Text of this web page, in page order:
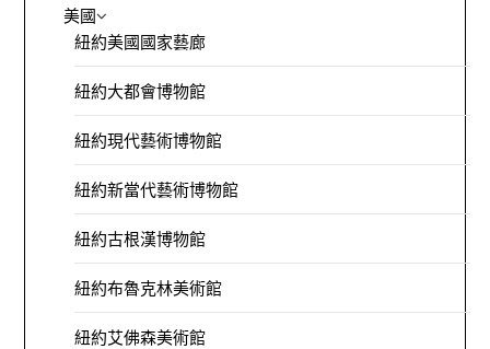
美國
紐約美國國家藝廊
紐約大都會博物館
紐約現代藝術博物館
紐約新當代藝術博物館
紐約古根漢博物館
紐約布魯克林美術館
紐約艾佛森美術館